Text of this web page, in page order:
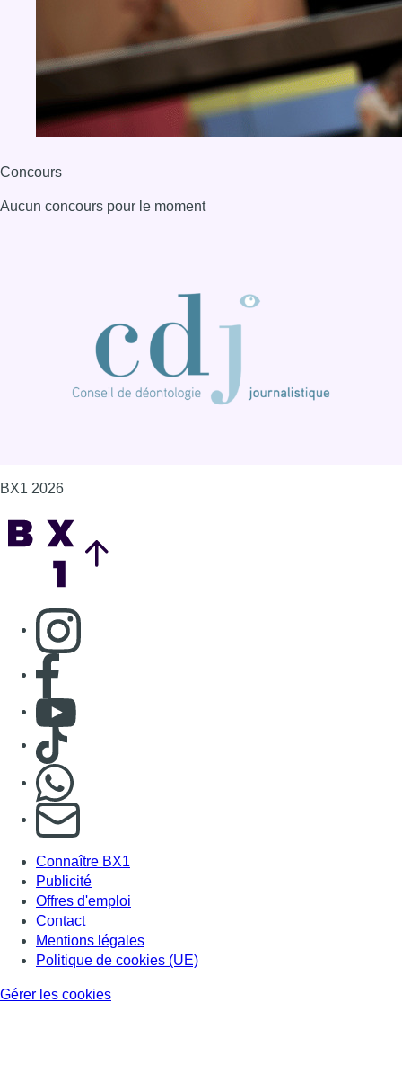
Concours
Aucun concours pour le moment
BX1 2026
Consulter page Instagram
Consulter page Facebook
Consulter Youtube
Consulter TikTok
S'abonner à notre newsletter
Connaître BX1
Publicité
Offres d'emploi
Contact
Mentions légales
Politique de cookies (UE)
Gérer les cookies